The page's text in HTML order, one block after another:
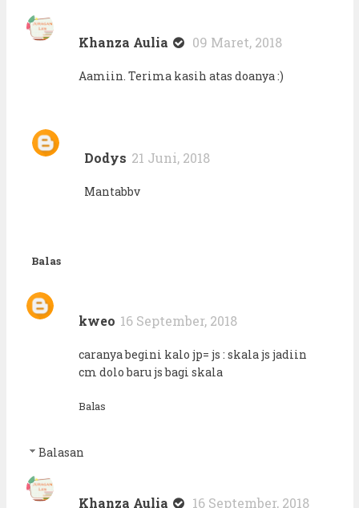
Khanza Aulia 09 Maret, 2018
Aamiin. Terima kasih atas doanya :)
Dodys 21 Juni, 2018
Mantabbv
Balas
kweo 16 September, 2018
caranya begini kalo jp= js : skala js jadiin
cm dolo baru js bagi skala
Balas
Balasan
Khanza Aulia 16 September, 2018